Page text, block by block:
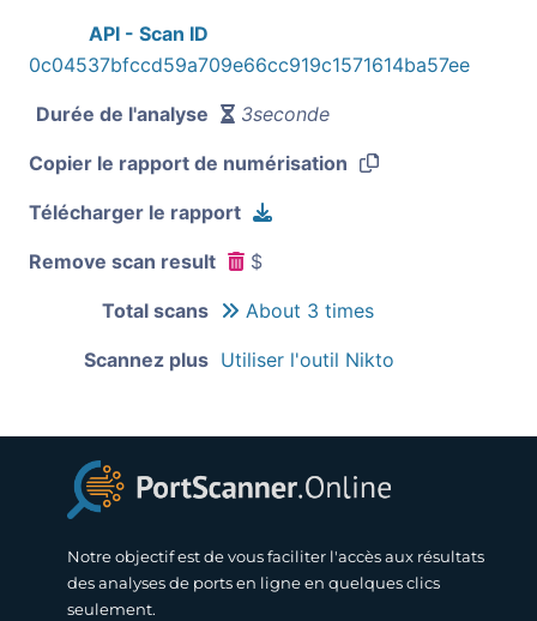
API - Scan ID
0c04537bfccd59a709e66cc919c1571614ba57ee
Durée de l'analyse 3seconde
Copier le rapport de numérisation
Télécharger le rapport
Remove scan result $
Total scans About 3 times
Scannez plus Utiliser l'outil Nikto
Notre objectif est de vous faciliter l'accès aux résultats
des analyses de ports en ligne en quelques clics
seulement.